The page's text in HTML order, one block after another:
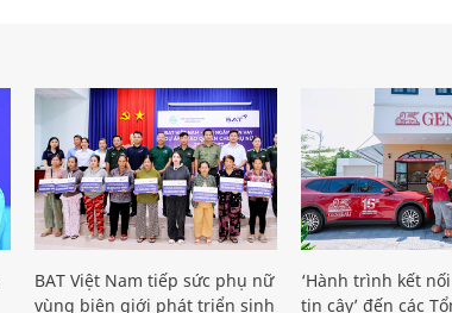
BAT Việt Nam tiếp sức phụ nữ
vùng biên giới phát triển sinh
‘Hành trình kết
tin cậy’ đến các